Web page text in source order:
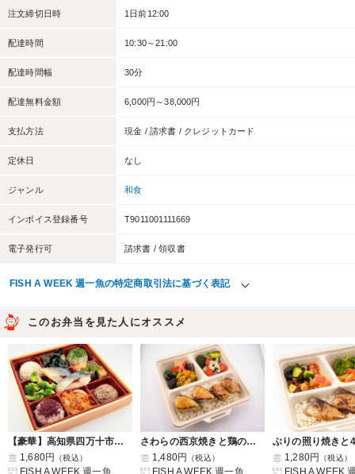
注文締切日時 1日前12:00
配達時間 10:30～21:00
配達時間幅 30分
配達無料金額 6,000円～38,000円
支払方法 現金 / 請求書 / クレジットカード
定休日 なし
ジャンル 和食
インボイス登録番号 T9011001111669
電子発行可 請求書 / 領収書
FISH A WEEK 週一魚の特定商取引法に基づく表記
このお弁当を見た人にオススメ
【豪華】高知県四万十市ゴマさばの塩焼きの彩り野菜デリ御膳
1,680円
（税込）
FISH A WEEK 週一魚
さわらの西京焼きと鶏の照り焼きの彩り野菜デリ贅沢弁当
1,480円
（税込）
FISH A WEEK 週一魚
1,280円 （税込）
FISH A WEEK